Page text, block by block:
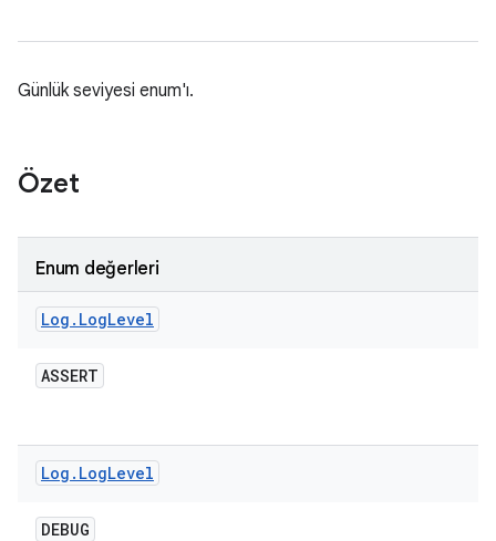
Günlük seviyesi enum'ı.
Özet
Enum değerleri
Log . LogLevel
ASSERT
Log . LogLevel
DEBUG